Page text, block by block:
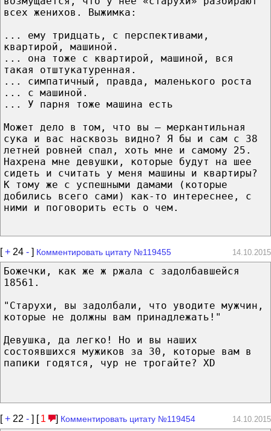
всех женихов. Выжимка:
... ему тридцать, с перспективами,
квартирой, машиной.
... она тоже с квартирой, машиной, вся
такая отштукатуренная.
... симпатичный, правда, маленького роста
... с машиной.
... У парня тоже машина есть
Может дело в том, что вы – меркантильная
сука и вас насквозь видно? Я бы и сам с 38
летней ровней спал, хоть мне и самому 25.
Нахрена мне девушки, которые будут на шее
сидеть и считать у меня машины и квартиры?
К тому же с успешными дамами (которые
добились всего сами) как-то интереснее, с
ними и поговорить есть о чем.
[+ 24 - ] Комментировать цитату №119455 14.10.2015
Божечки, как же ж ржала с задолбавшейся
18561.
"Старухи, вы задолбали, что уводите мужчин,
которые не должны вам принадлежать!"
Девушка, да легко! Но и вы наших
состоявшихся мужиков за 30, которые вам в
папики годятся, чур не трогайте? XD
[+ 22 - ] [ 1 ] Комментировать цитату №119454 14.10.2015